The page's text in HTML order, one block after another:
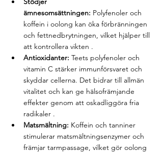
ämnesomsättningen: Polyfenoler och
koffein i oolong kan öka förbränningen
och fettnedbrytningen, vilket hjälper till
att kontrollera vikten .
Antioxidanter: Teets polyfenoler och
vitamin C stärker immunförsvaret och
skyddar cellerna. Det bidrar till allmän
vitalitet och kan ge hälsofrämjande
effekter genom att oskadliggöra fria
radikaler .
Matsmältning: Koffein och tanniner
stimulerar matsmältningsenzymer och
främjar tarmpassage, vilket gör oolong